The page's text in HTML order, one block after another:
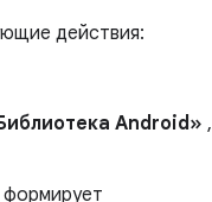
действия:
Android» ,
формирует